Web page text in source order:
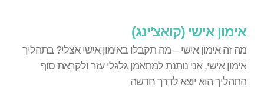
אימון אישי (קואצ'ינג)
מה זה אימון אישי – מה תקבלו באימון אישי אצלי? בתהליך
אימון אישי, אני נותנת למתאמן גלגלי עזר ולקראת סוף
התהליך הוא יוצא לדרך חדשה